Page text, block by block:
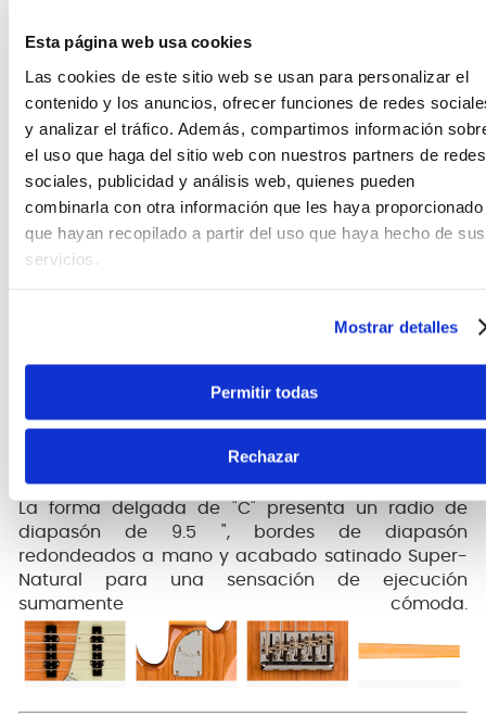
Esta página web usa cookies
Las cookies de este sitio web se usan para personalizar el
contenido y los anuncios, ofrecer funciones de redes
y analizar el tráfico. Además, compartimos información
el uso que haga del sitio web con nuestros partners de redes
sociales, publicidad y análisis web, quienes pueden
combinarla con otra información que les haya proporcionado
que hayan recopilado a partir del uso que haya hecho de sus
servicios.
Mostrar detalles
Permitir todas
Rechazar
sobrecargadas para dar fuerza y presencia, pero
conservando la calidez y la claridad clásicas.
NUEVO TALÓN DE MÁSTIL ESCULPIDO
mejoran el acceso al registro superior y facilitan los
solos.
PUENTE HMV
través agrega sustain, resonancia y ataque
mejorado gracias a una placa base de acero
laminado en frío, al latón de alta densidad y
MÁSTIL SLIM "C" CON BORDES REDONDEADOS
La forma delgada de "C" presenta un radio de
diapasón de 9.5 ", bordes de diapasón
redondeados a mano y acabado satinado Super-
Natural para una sensación de ejecución
sumamente cómoda.